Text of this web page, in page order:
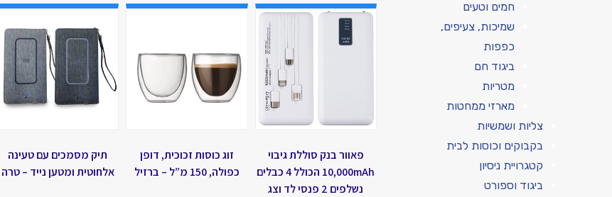
חמים וטעים
שמיכות, צעיפים,
כפפות
ביגוד חם
מטריות
מארזי ממחטות
צליות ושמשיות
בקבוקים וכוסות לבית
קטגרויית ניסיון
ביגוד וספורט
פאוור בנק סוללת גיבוי
10,000mAh הכולל 4 כבלים
נשלפים 2 פנסי לד וצג
זוג כוסות זכוכית, דופן
כפולה, 150 מ”ל – ברזיל
תיק מסמכים עם טעינה
אלחוטית ומטען נייד – טרה